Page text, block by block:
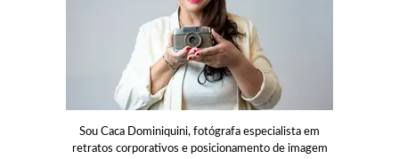
Sou Caca Dominiquini, fotógrafa especialista em
retratos corporativos e posicionamento de imagem